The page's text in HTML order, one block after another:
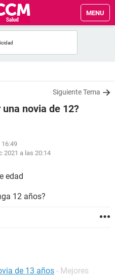
MENU
Siguiente Tema
novia de 12?
16:49
2021 a las 20:14
edad
12 años?
de 13 años - Mejores